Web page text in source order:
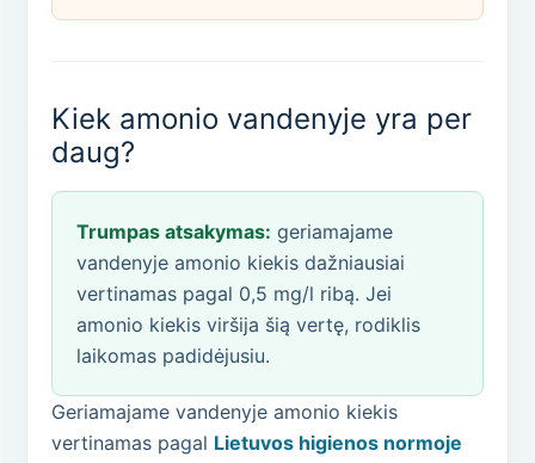
Kiek amonio vandenyje yra per
daug?
Trumpas atsakymas: geriamajame
vandenyje amonio kiekis dažniausiai
vertinamas pagal 0,5 mg/l ribą. Jei
amonio kiekis viršija šią vertę, rodiklis
laikomas padidėjusiu.
Geriamajame vandenyje amonio kiekis
vertinamas pagal Lietuvos higienos normoje